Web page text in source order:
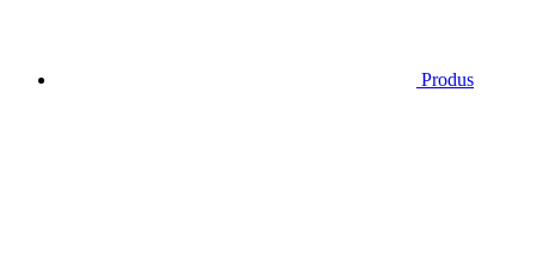
Produs